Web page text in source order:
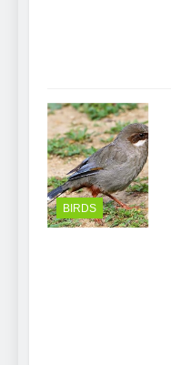
BIRDS